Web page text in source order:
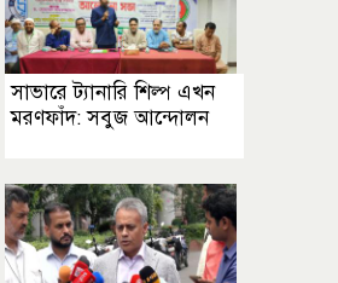
সাভারে ট্যানারি শিল্প এখন
মরণফাঁদ: সবুজ আন্দোলন